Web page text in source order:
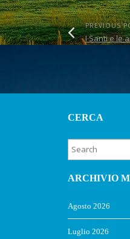
PREVIOUS
I Santi e le
CERCA
ARCHIVIO
Agosto 2026
Luglio 2026